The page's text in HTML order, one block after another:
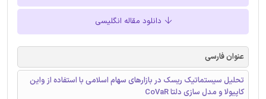
دانلود مقاله انگلیسی
عنوان فارسی
تحلیل سیستماتیک ریسک در بازارهای سهام اسلامی با استفاده از واین
کاپیولا و مدل سازی دلتا CoVaR